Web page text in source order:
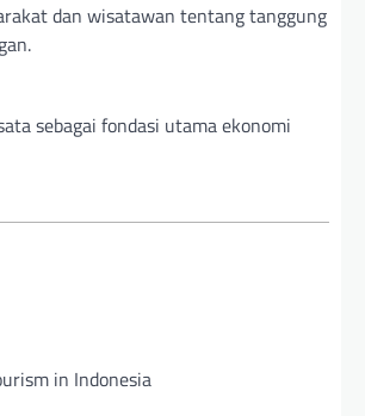
dan wisatawan tentang tanggung
sebagai fondasi utama ekonomi
in Indonesia